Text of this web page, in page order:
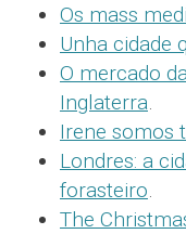
Os mass
Unha cidade
O mercado
Inglaterra.
Irene somos
Londres: a
forasteiro.
The